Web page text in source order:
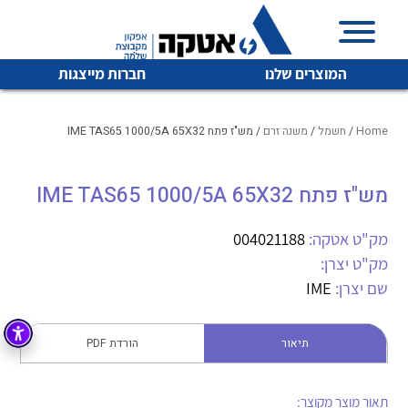
המוצרים שלנו חברות מייצגות
איכות | שרות | זמינות
והפצה של מוצרי
מיתוג, בקרה , ואינסטלציה חשמלית ופעילה ב7 תחומים:
חשמל
רובוטיקה ואוטומציה תעשייתית
Home
/ חשמל / משנה זרם / מש"ז פתח IME TAS65 1000/5A 65X32
מש"ז פתח IME TAS65 1000/5A 65X32
מק"ט אטקה: 004021188
מק"ט יצרן:
שם יצרן: IME
תיאור הורדת PDF
תאור מוצר מקוצר: